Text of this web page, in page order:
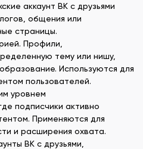
аккаунт ВК с друзьями
общения или
страницы.
Профили,
тему или нишу,
Используются для
пользователей.
уровнем
подписчики активно
Применяются для
и расширения охвата.
ВК с друзьями,